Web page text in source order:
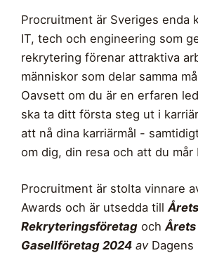
Procruitment är Sveriges enda
IT, tech och engineering som
rekrytering förenar attraktiva
människor som delar samma
Oavsett om du är en erfaren
ska ta ditt första steg ut i
att nå dina karriärmål -
om dig, din resa och att du mår
Procruitment är stolta vinnare
Awards och är utsedda till Årets
Rekryteringsföretag och Årets
Gasellföretag 2024 av Dagens